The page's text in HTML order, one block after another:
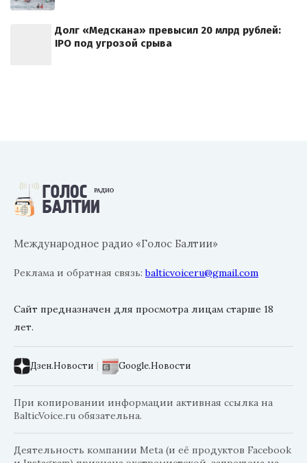
Долг «Медскана» превысил 20 млрд рублей:
IPO под угрозой срыва
Международное радио «Голос Балтии»
Реклама и обратная связь:balticvoiceru@gmail.com
Сайт предназначен для просмотра лицам старше 18
лет.
Дзен.Новости | Google.Новости
При копировании информации активная ссылка на
BalticVoice.ru обязательна.
Деятельность компании Meta (и её продуктов Facebook